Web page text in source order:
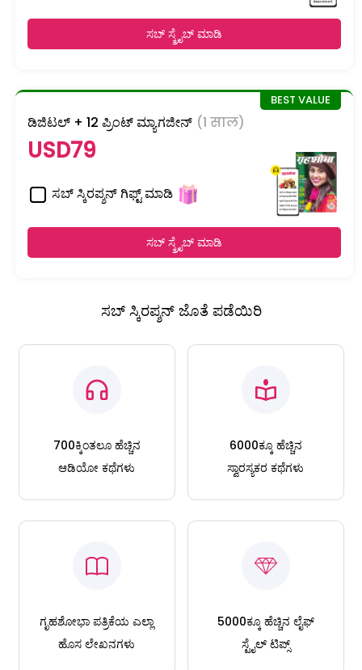
ಸಬ್ ಸ್ಕ್ರೈಬ್ ಮಾಡಿ
ಡಿಜಿಟಲ್ + 12 ಪ್ರಿಂಟ್ ಮ್ಯಾಗಜೀನ್ (1 साल)
USD79
ಸಬ್ ಸ್ಕಿರಪ್ಶನ್ ಗಿಫ್ಟ್ ಮಾಡಿ
ಸಬ್ ಸ್ಕ್ರೈಬ್ ಮಾಡಿ
ಸಬ್ ಸ್ಕಿರಪ್ಶನ್ ಜೊತೆ ಪಡೆಯಿರಿ
700ಕ್ಕಿಂತಲೂ ಹೆಚ್ಚಿನ
ಆಡಿಯೋ ಕಥೆಗಳು
6000ಕ್ಕೂ ಹೆಚ್ಚಿನ
ಸ್ವಾರಸ್ಯಕರ ಕಥೆಗಳು
ಗೃಹಶೋಭಾ ಪತ್ರಿಕೆಯ ಎಲ್ಲಾ
ಹೊಸ ಲೇಖನಗಳು
5000ಕ್ಕೂ ಹೆಚ್ಚಿನ ಲೈಫ್
ಸ್ಟೈಲ್ ಟಿಪ್ಸ್